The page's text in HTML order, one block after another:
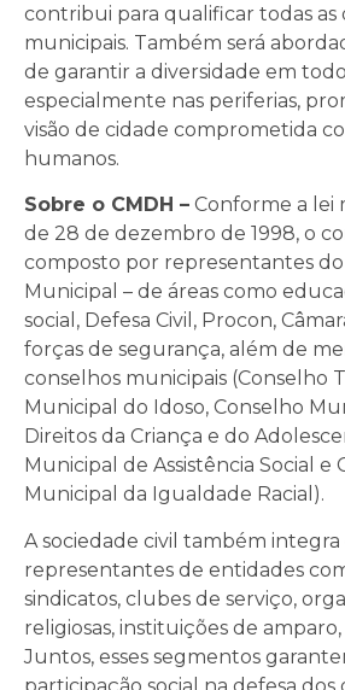
contribui para qualificar todas as
municipais. Também será
de garantir a diversidade em
especialmente nas periferias,
visão de cidade comprometida
humanos.
Sobre o CMDH – Conforme a lei
de 28 de dezembro de 1998, o
composto por representantes
Municipal – de áreas como
social, Defesa Civil, Procon,
forças de segurança, além de
conselhos municipais (Conselho
Municipal do Idoso, Conselho
Direitos da Criança e do
Municipal de Assistência Social e
Municipal da Igualdade Racial).
A sociedade civil também
representantes de entidades
sindicatos, clubes de serviço,
religiosas, instituições de amparo,
Juntos, esses segmentos
participação social na defesa